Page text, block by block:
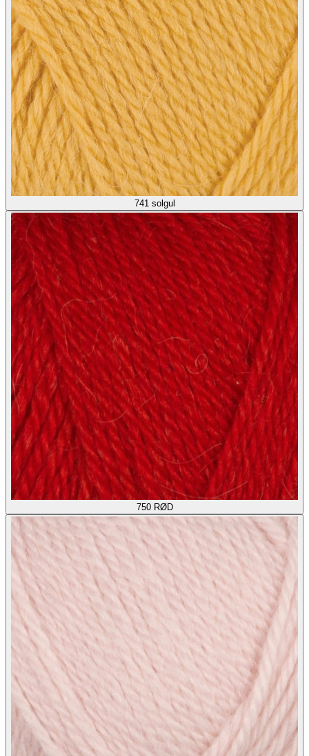
741 solgul
750 RØD